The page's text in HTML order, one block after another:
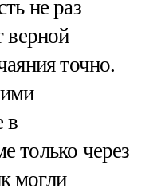
не раз
верной
точно.
в
только через
могли